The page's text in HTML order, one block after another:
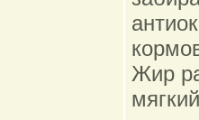
Жир